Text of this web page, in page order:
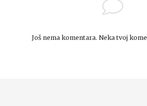
Još nema komentara. Neka tvoj